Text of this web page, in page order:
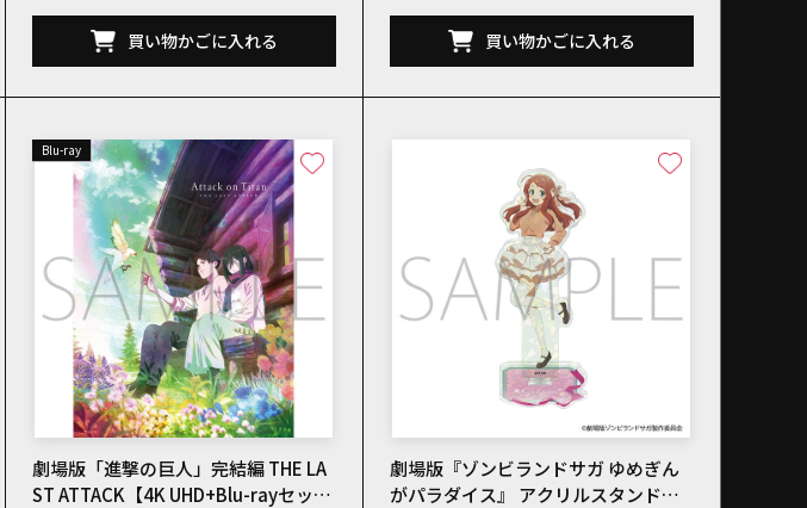
買い物かごに入れる 買い物かごに入れる
Blu-ray
劇場版「進撃の巨人」完結編 THE LA
ST ATTACK【4K UHD+Blu-rayセット
劇場版『ゾンビランドサガ ゆめぎん
がパラダイス』 アクリルスタンド／